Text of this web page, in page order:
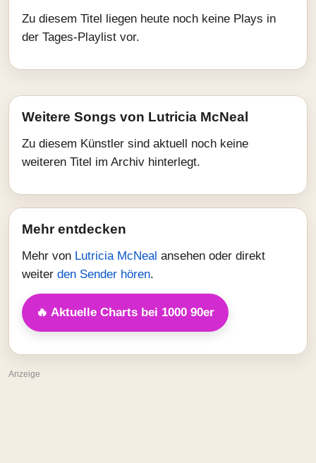
Zu diesem Titel liegen heute noch keine Plays in
der Tages-Playlist vor.
Weitere Songs von Lutricia McNeal
Zu diesem Künstler sind aktuell noch keine
weiteren Titel im Archiv hinterlegt.
Mehr entdecken
Mehr von Lutricia McNeal ansehen oder direkt
weiter den Sender hören.
🔥 Aktuelle Charts bei 1000 90er
Anzeige